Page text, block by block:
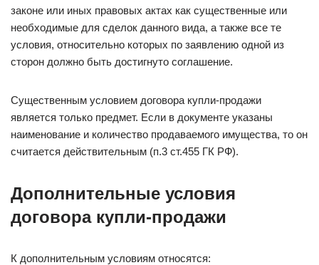
законе или иных правовых актах как существенные или
необходимые для сделок данного вида, а также все те
условия, относительно которых по заявлению одной из
сторон должно быть достигнуто соглашение.
Существенным условием договора купли-продажи
является только предмет. Если в документе указаны
наименование и количество продаваемого имущества, то он
считается действительным (п.3 ст.455 ГК РФ).
Дополнительные условия
договора купли-продажи
К дополнительным условиям относятся: